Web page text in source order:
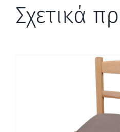
Σχετικά